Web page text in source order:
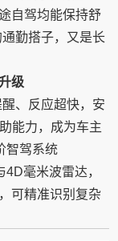
自驾均能保持舒
勤搭子，又是长
级
、反应超快，安
能力，成为车主
智驾系统
毫米波雷达，
可精准识别复杂